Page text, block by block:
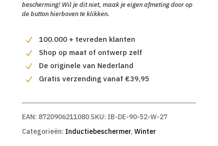
bescherming! Wil je dit niet, maak je eigen afmeting door op
de button hierboven te klikken.
100.000 + tevreden klanten
Shop op maat of ontwerp zelf
De originele van Nederland
Gratis verzending vanaf €39,95
EAN: 8720906211080 SKU: IB-DE-90-52-W-27
Categorieën: Inductiebeschermer, Winter